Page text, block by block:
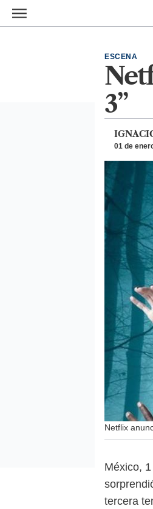
Ir al contenido principal
3”
ESCENA
01 de
Netflix
México,
tercera